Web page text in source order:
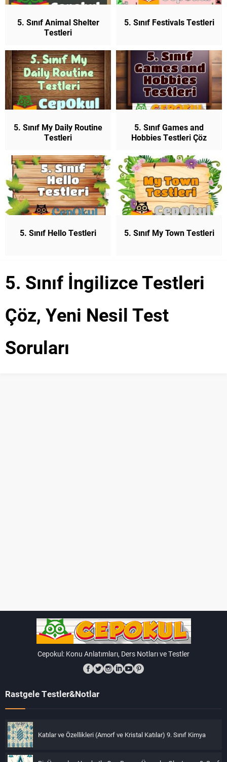
5. Sınıf Animal Shelter
Testleri
5. Sınıf Festivals Testleri
5. Sınıf My Daily Routine
Testleri
5. Sınıf Games and
Hobbies Testleri Çöz
5. Sınıf Hello Testleri 5. Sınıf My Town Testleri
5. Sınıf İngilizce Testleri
Çöz, Yeni Nesil Test
Soruları
Cepokul: Konu Anlatımları, Ders Notları ve Testler
Rastgele Testler&Notlar
Katılar ve Özellikleri (Amorf ve Kristal Katılar) 9. Sınıf Kimya